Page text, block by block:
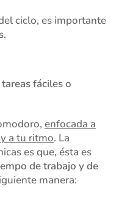
ciclo, es importante
fáciles o
enfocada a
a tu ritmo. La
es que, ésta es
de trabajo y de
manera: